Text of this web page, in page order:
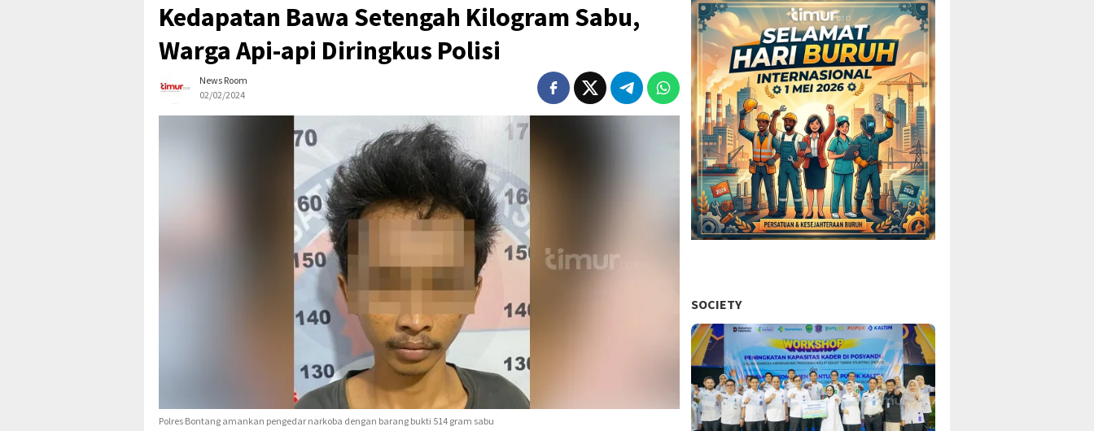
Kedapatan Bawa Setengah Kilogram Sabu,
Warga Api-api Diringkus Polisi
News Room
02/02/2024
Polres Bontang amankan pengedar narkoba dengan barang bukti 514 gram sabu
SOCIETY